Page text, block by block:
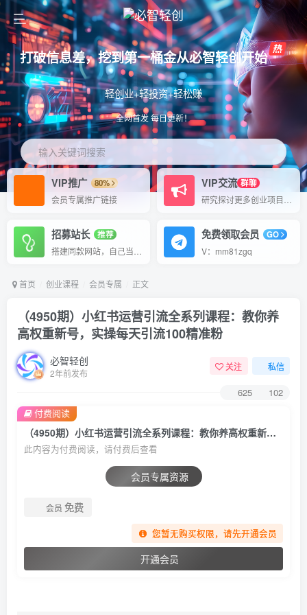
打破信息差，挖到第一桶金从必智轻创开始
轻创业+轻投资+轻松赚
全网首发 每日更新！
输入关键词搜索
VIP推广
80%
会员专属推广链接
VIP交流 群聊
招募站长
推荐
免费领取会员
GO
V：mm81zgq
首页 创业课程 会员专属 正文
（4950期）小红书运营引流全系列课程：教你养
高权重新号，实操每天引流100精准粉
必智轻创
2年前发布
关注 私信
625 102
（4950期）小红书运营引流全系列课程：教你养高权重新号，实操每天引流100精准粉
此内容为付费阅读，请付费后查看
会员专属资源
会员 免费
您暂无购买权限，请先开通会员
开通会员
付费阅读